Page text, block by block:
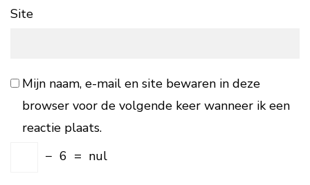
Site
Mijn naam, e-mail en site bewaren in deze
browser voor de volgende keer wanneer ik een
reactie plaats.
− 6 = nul